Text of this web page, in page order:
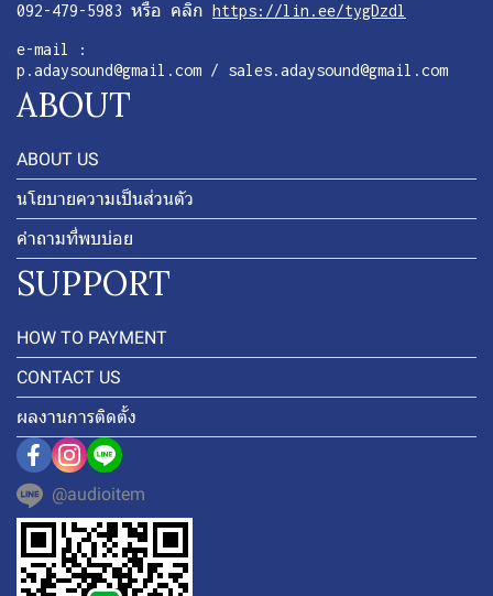
092-479-5983 หรือ คลิก https://lin.ee/tygDzdl
e-mail :
p.adaysound@gmail.com / sales.adaysound@gmail.com
ABOUT
ABOUT US
นโยบายความเป็นส่วนตัว
คำถามที่พบบ่อย
SUPPORT
HOW TO PAYMENT
CONTACT US
ผลงานการติดตั้ง
@audioitem